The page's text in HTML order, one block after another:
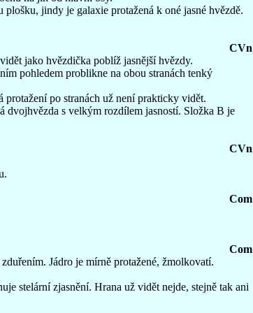
jindy je galaxie protažená k oné jasné hvězdě.
CVn
jako hvězdička poblíž jasnější hvězdy.
pohledem problikne na obou stranách tenký
protažení po stranách už není prakticky vidět.
dvojhvězda s velkým rozdílem jasností. Složka B je
CVn
Com
Com
Jádro je mírně protažené, žmolkovatí.
stelární zjasnění. Hrana už vidět nejde, stejně tak ani